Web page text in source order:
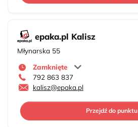
epaka.pl Kalisz
Młynarska 55
Zamknięte
792 863 837
kalisz@epaka.pl
Przejdź do punktu